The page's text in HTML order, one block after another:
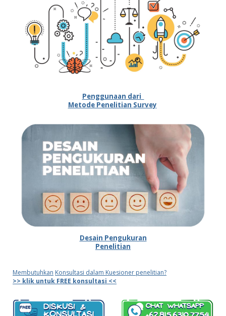
Penggunaan dari
Metode Penelitian Survey
Desain Pengukuran
Penelitian
Membutuhkan Konsultasi dalam Kuesioner penelitian?
>> klik untuk FREE konsultasi <<